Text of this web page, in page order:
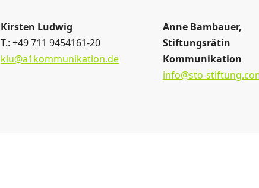
Kirsten Ludwig
T.: +49 711 9454161-20
klu@a1kommunikation.de
Anne Bambauer,
Stiftungsrätin
Kommunikation
info@sto-